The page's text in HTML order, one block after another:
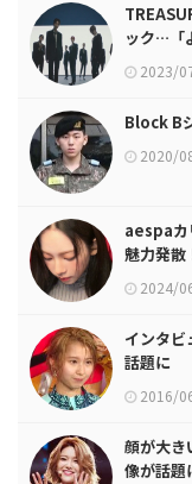
ック…「
2023/
Block B
2020/
aespaカ
魅力発散
2024/
インタビ
話題に
2016/
顔が大き
像が話題